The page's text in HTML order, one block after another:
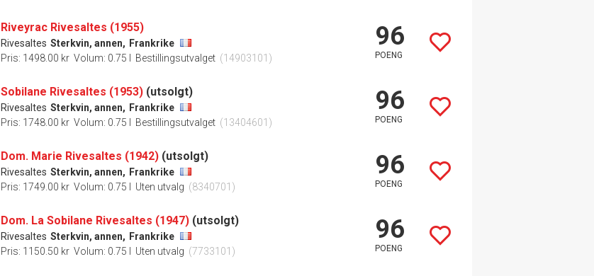
Riveyrac Rivesaltes (1955)
Rivesaltes Sterkvin, annen, Frankrike
Pris: 1498.00 kr Volum: 0.75 l Bestillingsutvalget (14903101)
96
POENG
Sobilane Rivesaltes (1953) (utsolgt)
Rivesaltes Sterkvin, annen, Frankrike
Pris: 1748.00 kr Volum: 0.75 l Bestillingsutvalget (13404601)
96
POENG
Dom. Marie Rivesaltes (1942) (utsolgt)
Rivesaltes Sterkvin, annen, Frankrike
Pris: 1749.00 kr Volum: 0.75 l Uten utvalg (8340701)
96
POENG
Dom. La Sobilane Rivesaltes (1947) (utsolgt)
Rivesaltes Sterkvin, annen, Frankrike
Pris: 1150.50 kr Volum: 0.75 l Uten utvalg (7733101)
96
POENG